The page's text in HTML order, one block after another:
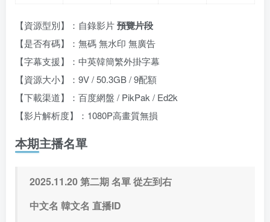
【資源型別】：自錄影片預覽片段
【是否有碼】：無碼 無水印 無廣告
【字幕支援】：中英韓簡繁外掛字幕
【資源大小】：9V / 50.3GB / 9配額
【下載渠道】：百度網盤 / PikPak / Ed2k
【影片解析度】：1080P高畫質無損
本期主播名單
2025.11.20 第二期 名單 從左到右
中文名 韓文名 直播ID